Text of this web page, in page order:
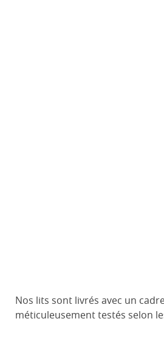
Nos lits sont livrés avec un
méticuleusement testés selon